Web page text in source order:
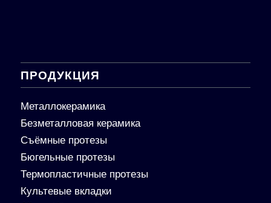
ПРОДУКЦИЯ
Металлокерамика
Безметалловая керамика
Съёмные протезы
Бюгельные протезы
Термопластичные протезы
Культевые вкладки